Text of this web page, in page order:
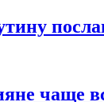
чаще